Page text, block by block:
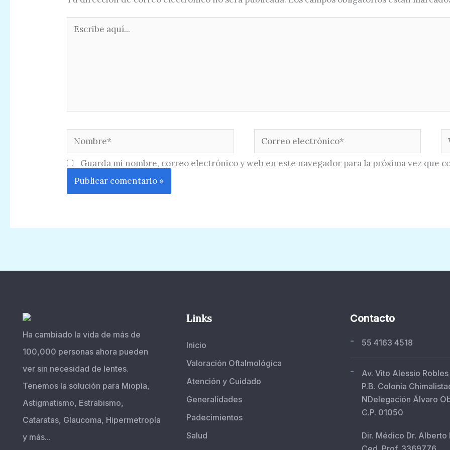
aquí...
electrónico*
Guarda mi nombre, correo electrónico y web en este navegador para la próxima vez que
Ha cambiado la vida de más de
100,000 personas ahora pueden
ver sin necesidad de lentes.
Tenemos la solución para Miopía,
Astigmatismo, Estrabismo,
Cataratas, Glaucoma, Hipermetropía
y más...
Links
Inicio
Valoración Oftalmológica
Atención y Cuidado
Generalidades
Padecimientos
Salud
Contacto
- 55 4163 4518
-
Av. Vito Alessio
P.B. Colonia
NDelegación Álvaro
C.P. 01050
Dir. Médico Dr. Alberto